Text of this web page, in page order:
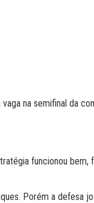
na semifinal da
funcionou bem,
Porém a defesa